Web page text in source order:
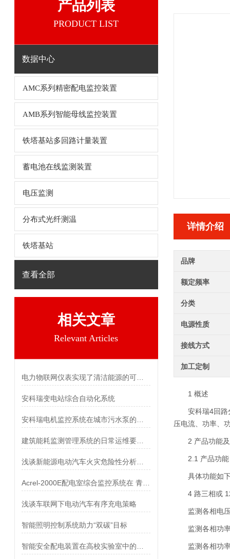
产品列表
PRODUCT LIST
数据中心
AMC系列精密配电监控装置
AMB系列智能母线监控装置
铁塔基站多回路计量装置
蓄电池在线监测装置
电压监测
分布式光纤测温
铁塔基站
查看全部
相关文章
Relevant Articles
安科瑞变电站综合自动化系统
浅谈车联网下电动汽车有序充电策略
智能照明控制系统助力“双碳”目标
详情介绍
品牌
额定频率
分类
电源性质
接线方式
加工定制
1 概述
安科瑞4回路
压电流、功率、
2 产品功能
2.1 产品功能
具体功能如
4 路三相或
监测各相电
监测各相功
监测各相功